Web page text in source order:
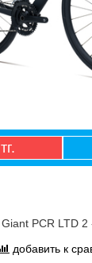
Giant PCR LTD 2
добавить к